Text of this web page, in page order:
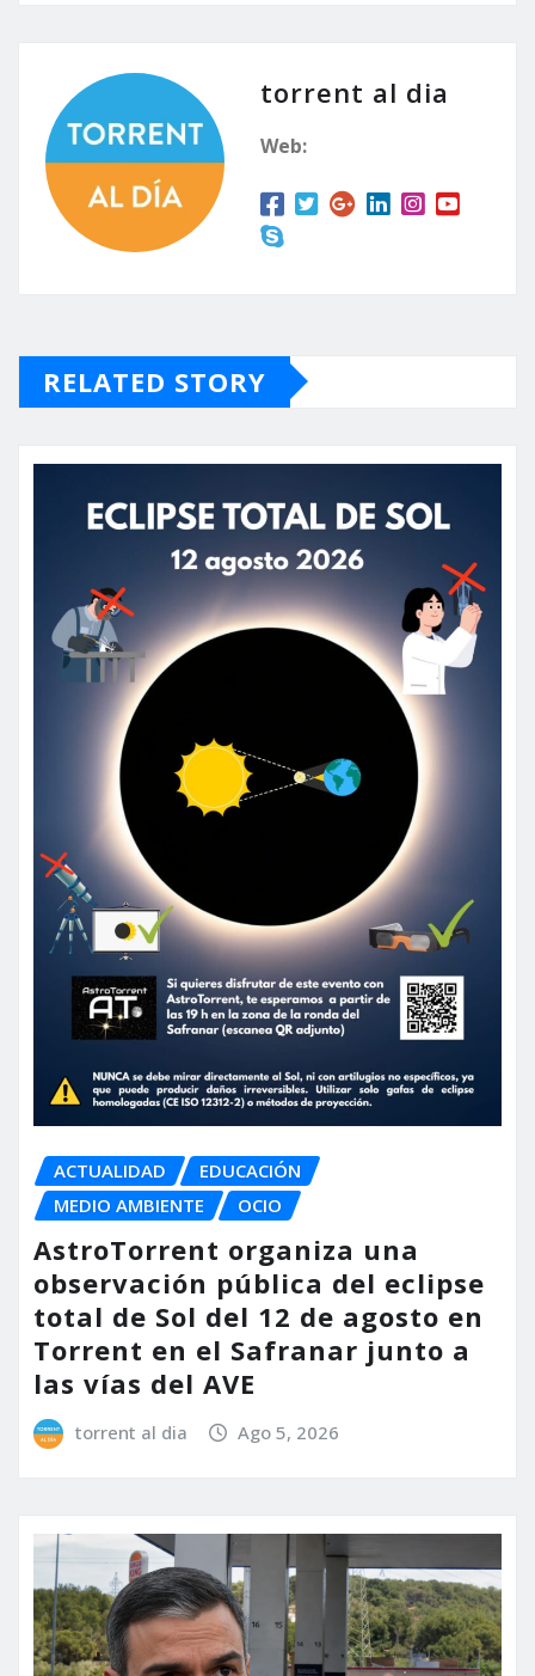
torrent al dia
Web:
RELATED STORY
ACTUALIDAD
EDUCACIÓN
MEDIO AMBIENTE
OCIO
AstroTorrent organiza una
observación pública del eclipse
total de Sol del 12 de agosto en
Torrent en el Safranar junto a
las vías del AVE
torrent al dia Ago 5, 2026